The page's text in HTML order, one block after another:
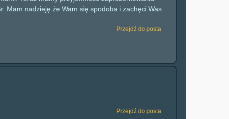
Mam nadzieję że Wam się spodoba i zachęci Was
Przejdź do posta
Przejdź do posta